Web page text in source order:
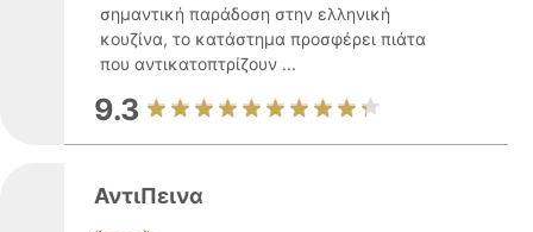
σημαντική παράδοση στην ελληνική
κουζίνα, το κατάστημα προσφέρει πιάτα
που αντικατοπτρίζουν ...
9.3
ΑντιΠεινα